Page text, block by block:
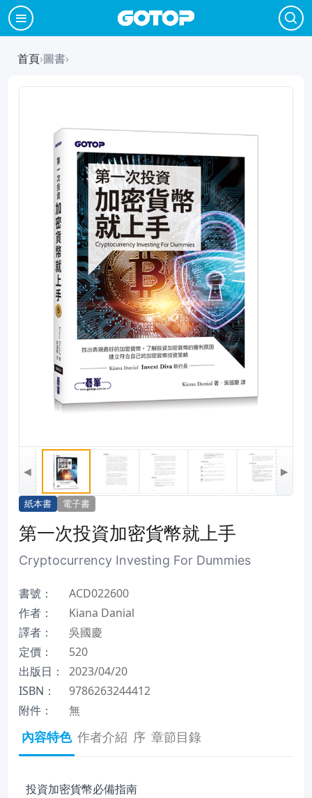
首頁›圖書›
◀ ▶
紙本書 電子書
第一次投資加密貨幣就上手
Cryptocurrency Investing For Dummies
書號：
ACD022600
作者：
Kiana Danial
譯者：
吳國慶
定價：
520
出版日：
2023/04/20
ISBN：
9786263244412
附件：
無
內容特色 作者介紹 序 章節目錄
投資加密貨幣必備指南